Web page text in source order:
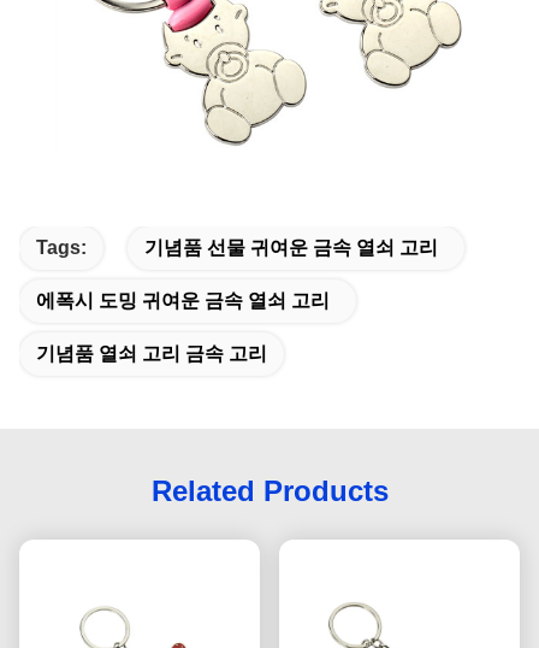
Tags: 기념품 선물 귀여운 금속 열쇠 고리
에폭시 도밍 귀여운 금속 열쇠 고리
기념품 열쇠 고리 금속 고리
Related Products